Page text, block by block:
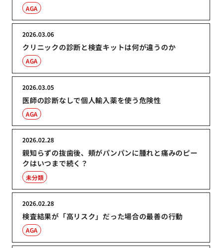
AGA
クリニックの診断と検査キットは何が違うのか
2026.03.06
AGA
医師の診断なしで個人輸入薬を使う危険性
2026.03.05
AGA
親知らずの抜歯後、頬がパンパンに腫れと痛みのピー
クはいつまで続く？
2026.02.28
未分類
検査結果が「高リスク」だった場合の最善の行動
2026.02.28
AGA